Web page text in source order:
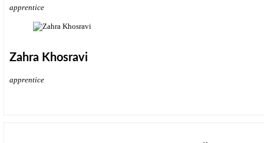
apprentice
Zahra Khosravi
apprentice